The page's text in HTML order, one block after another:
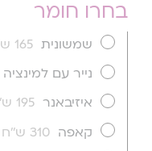
בחרו חומר
שמשונית 165 ש''ח למ''ר
נייר עם למינציה
איזיבאנר 195 ש''ח למ''ר
קאפה 310 ש''ח למ''ר